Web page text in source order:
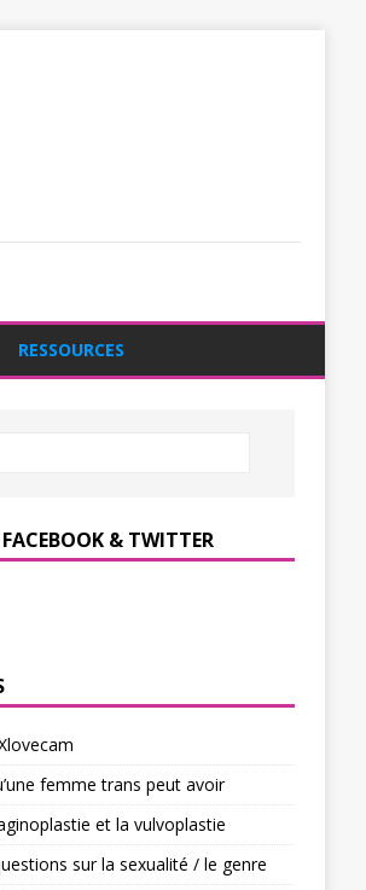
RESSOURCES
& TWITTER
femme trans peut avoir
et la vulvoplastie
sur la sexualité / le genre